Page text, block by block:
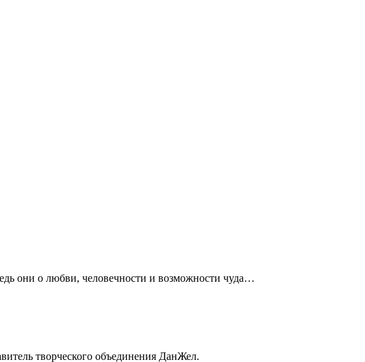
они о любви, человечности и возможности чуда…
творческого объединения ДанЖел.